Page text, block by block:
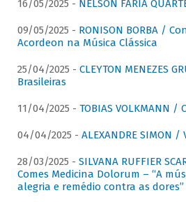
16/05/2025 - NELSON FARIA
09/05/2025 - RONISON BORBA /
Acordeon na Música Clássica
25/04/2025 - CLEYTON MENEZES
Brasileiras
11/04/2025 - TOBIAS VOLKMANN
04/04/2025 - ALEXANDRE SIMON
28/03/2025 - SILVANA RUFFIER
Comes Medicina Dolorum – “A
alegria e remédio contra as dores”